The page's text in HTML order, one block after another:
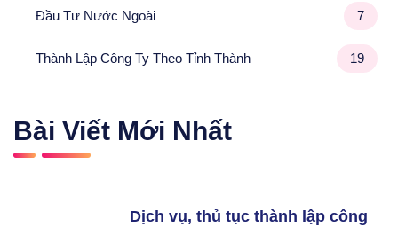
Đầu Tư Nước Ngoài 7
Thành Lập Công Ty Theo Tỉnh Thành 19
Bài Viết Mới Nhất
Dịch vụ, thủ tục thành lập công